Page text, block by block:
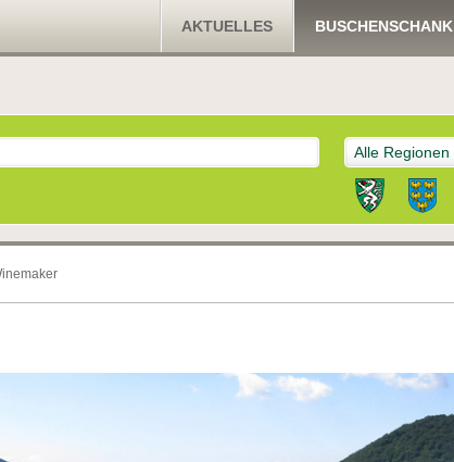
AKTUELLES BUSCHENSCHANK
Alle Regionen